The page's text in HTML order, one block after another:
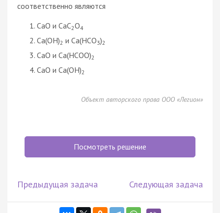
соответственно являются
CaO и CaC2O4
Ca(OH)2 и Ca(HCO3)2
CaO и Ca(HCOO)2
CaO и Ca(OH)2
Объект авторского права ООО «Легион»
Посмотреть решение
Предыдущая задача Следующая задача